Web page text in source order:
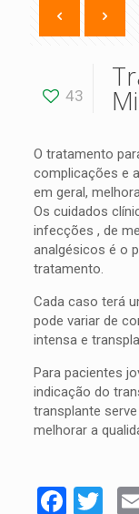
43
O tratamento
complicações e
em geral,
Os cuidados
infecções , de
analgésicos é o
tratamento.
Cada caso terá
pode variar de
intensa e
Para pacientes
indicação do
transplante
melhorar a